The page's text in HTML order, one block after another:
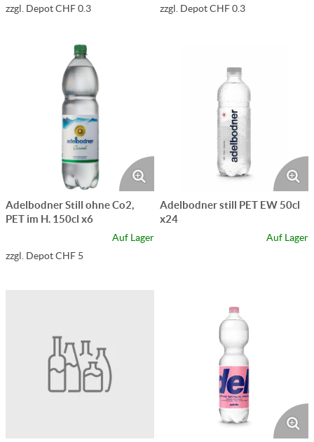
zzgl. Depot CHF 0.3
zzgl. Depot CHF 0.3
Adelbodner Still ohne Co2,
PET im H. 150cl x6
Auf Lager
zzgl. Depot CHF 5
Adelbodner still PET EW 50cl
x24
Auf Lager